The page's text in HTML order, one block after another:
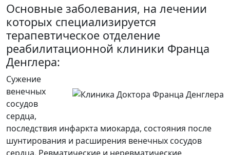
Основные заболевания, на лечении
которых специализируется
терапевтическое отделение
реабилитационной клиники Франца
Денглера:
Сужение
венечных
сосудов
сердца,
последствия инфаркта миокарда, состояния после
шунтирования и расширения венечных сосудов